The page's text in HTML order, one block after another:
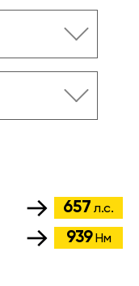
657 л.с.
939 Нм